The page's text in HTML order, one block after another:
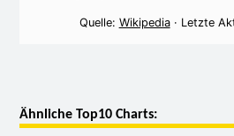
Quelle: Wikipedia· Letzte
Ähnliche Top10 Charts: